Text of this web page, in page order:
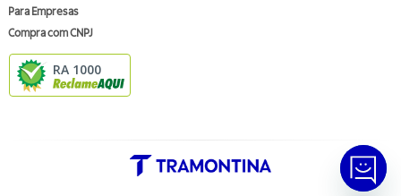
Para Empresas
Compra com CNPJ
RA 1000